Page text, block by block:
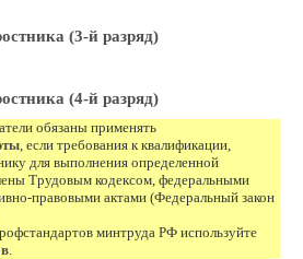
(3-й разряд)
(4-й разряд)
обязаны применять
, если требования к квалификации,
для выполнения определенной
Трудовым кодексом, федеральными
правовыми актами (Федеральный закон
минтруда РФ используйте
.